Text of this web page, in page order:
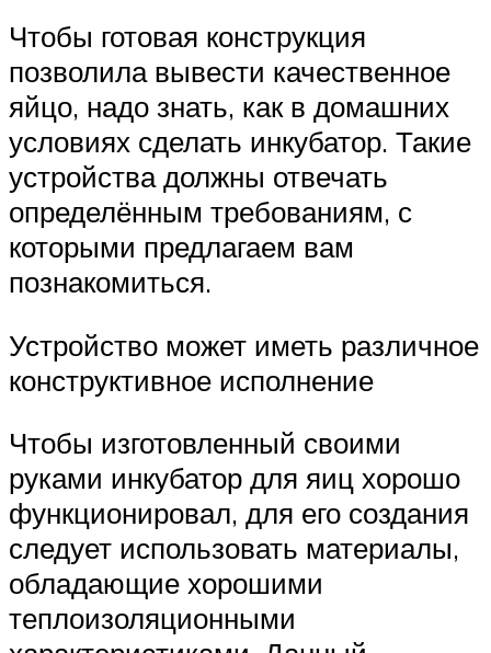
Чтобы готовая конструкция
позволила вывести качественное
яйцо, надо знать, как в домашних
условиях сделать инкубатор. Такие
устройства должны отвечать
определённым требованиям, с
которыми предлагаем вам
познакомиться.
Устройство может иметь различное
конструктивное исполнение
Чтобы изготовленный своими
руками инкубатор для яиц хорошо
функционировал, для его создания
следует использовать материалы,
обладающие хорошими
теплоизоляционными